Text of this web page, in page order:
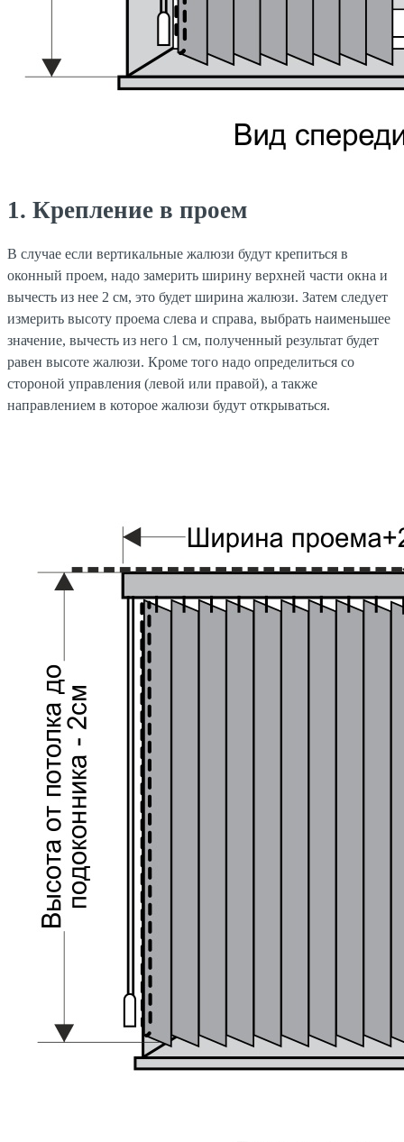
1. Крепление в проем
В случае если вертикальные жалюзи будут крепиться в
оконный проем, надо замерить ширину верхней части окна и
вычесть из нее 2 см, это будет ширина жалюзи. Затем следует
измерить высоту проема слева и справа, выбрать наименьшее
значение, вычесть из него 1 см, полученный результат будет
равен высоте жалюзи. Кроме того надо определиться со
стороной управления (левой или правой), а также
направлением в которое жалюзи будут открываться.